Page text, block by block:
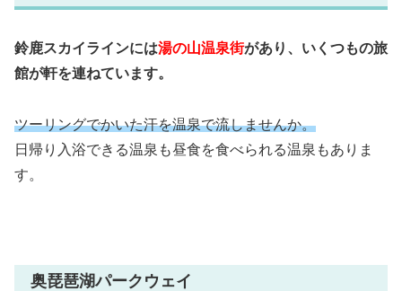
鈴鹿スカイラインには湯の山温泉街があり、いくつもの旅
館が軒を連ねています。
ツーリングでかいた汗を温泉で流しませんか。
日帰り入浴できる温泉も昼食を食べられる温泉もありま
す。
奥琵琶湖パークウェイ